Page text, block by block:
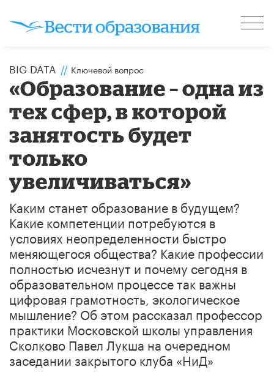
BIG DATA // Ключевой вопрос
«Образование – одна из
тех сфер, в которой
занятость будет
только
увеличиваться»
Каким станет образование в будущем?
Какие компетенции потребуются в
условиях неопределенности быстро
меняющегося общества? Какие профессии
полностью исчезнут и почему сегодня в
образовательном процессе так важны
цифровая грамотность, экологическое
мышление? Об этом рассказал профессор
практики Московской школы управления
Сколково Павел Лукша на очередном
заседании закрытого клуба «НиД»